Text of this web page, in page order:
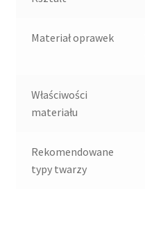
Materiał oprawek
Właściwości
materiału
Rekomendowane
typy twarzy